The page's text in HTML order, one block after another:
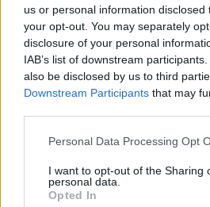
us or personal information
your opt-out. You may separately
disclosure of your personal
IAB’s list of downstream
also be disclosed by us to third
Downstream Participants that may
Personal Data Processing Opt
I want to opt-out of the Sharing
personal data.
Opted In
matysime po rungtynių.
sveikas“, – šypsojosi
Tiesa, vos po akimirkos jis
– prakalbo apie rungtynių
savo auklėtinį.
„Bet žinote, tai geras